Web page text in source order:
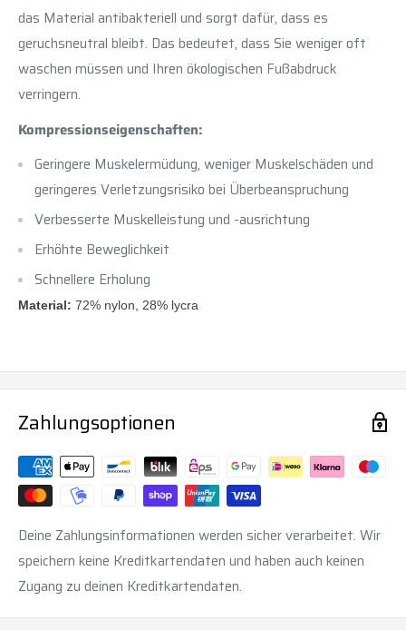
das Material antibakteriell und sorgt dafür, dass es
geruchsneutral bleibt. Das bedeutet, dass Sie weniger oft
waschen müssen und Ihren ökologischen Fußabdruck
verringern.
Kompressionseigenschaften:
Geringere Muskelermüdung, weniger Muskelschäden und
geringeres Verletzungsrisiko bei Überbeanspruchung
Verbesserte Muskelleistung und -ausrichtung
Erhöhte Beweglichkeit
Schnellere Erholung
Material: 72% nylon, 28% lycra
Zahlungsoptionen
Deine Zahlungsinformationen werden sicher verarbeitet. Wir
speichern keine Kreditkartendaten und haben auch keinen
Zugang zu deinen Kreditkartendaten.